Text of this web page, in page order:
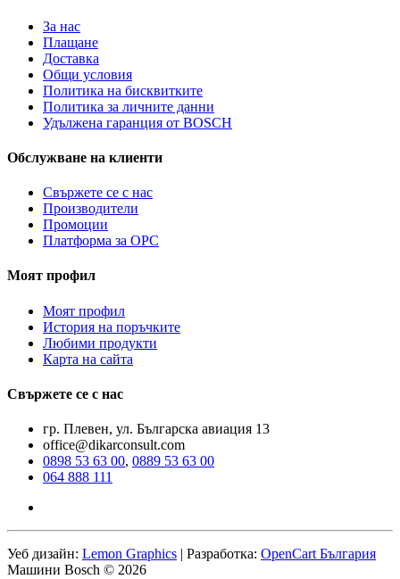
За нас
Плащане
Доставка
Общи условия
Политика на бисквитките
Политика за личните данни
Удължена гаранция от BOSCH
Обслужване на клиенти
Свържете се с нас
Производители
Промоции
Платформа за ОРС
Моят профил
Моят профил
История на поръчките
Любими продукти
Карта на сайта
Свържете се с нас
гр. Плевен, ул. Българска авиация 13
office@dikarconsult.com
0898 53 63 00, 0889 53 63 00
064 888 111
Уеб дизайн: Lemon Graphics | Разработка: OpenCart България
Машини Bosch © 2026